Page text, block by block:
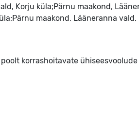
Korju küla;Pärnu maakond,
maakond, Lääneranna vald,
korrashoitavate ühiseesvoolude